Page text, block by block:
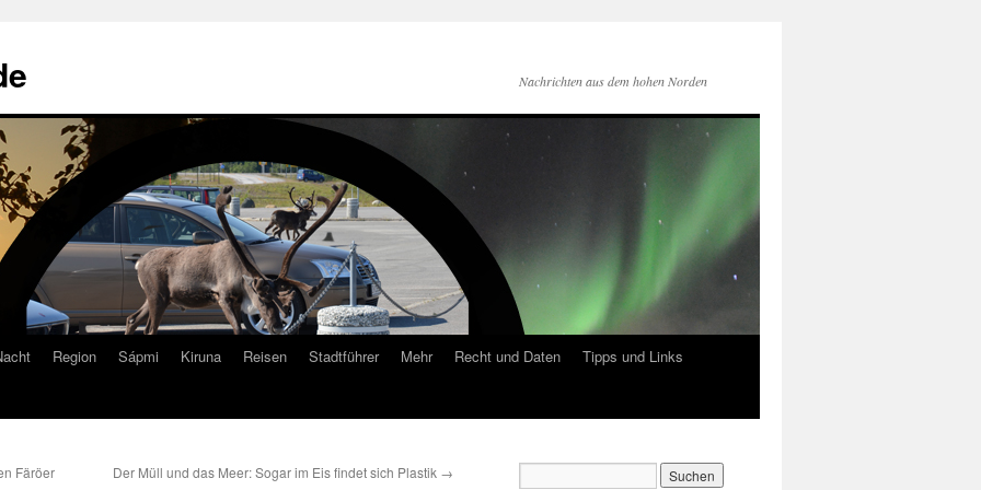
Nachrichten aus dem hohen Norden
Region Sápmi Kiruna Reisen Stadtführer Mehr Recht und Daten
Tipps und Links
Färöer Der Müll und das Meer: Sogar im Eis findet sich Plastik →